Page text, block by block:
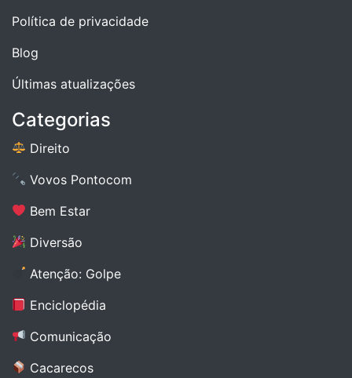
Política de privacidade
Blog
Últimas atualizações
Categorias
Direito
Vovos Pontocom
Bem Estar
Diversão
Atenção: Golpe
Enciclopédia
Comunicação
Cacarecos